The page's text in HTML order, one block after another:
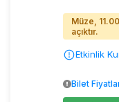
Müze,
açıktır.
Etkinlik
Bilet